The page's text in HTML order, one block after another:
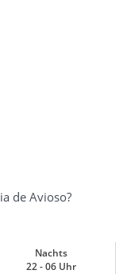
de Avioso?
Nachts
22 - 06 Uhr